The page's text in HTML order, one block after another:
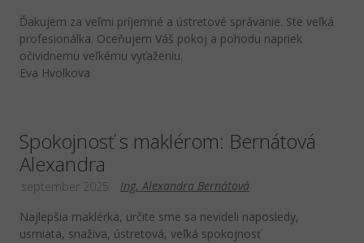
Ďakujem za veľmi príjemné a ústretové správanie. Ste veľká
profesionálka. Oceňujem Váš pokoj a pohodu napriek
očividnemu veľkému vyťaženiu.
Eva Hvolkova
Spokojnosť s maklérom: Bernátová
Alexandra
Ing. Alexandra Bernátová
september 2025
Najlepšia maklérka, určite sme sa nevideli naposledy,
usmiata, snaživa, ústretová, veľká spokojnosť